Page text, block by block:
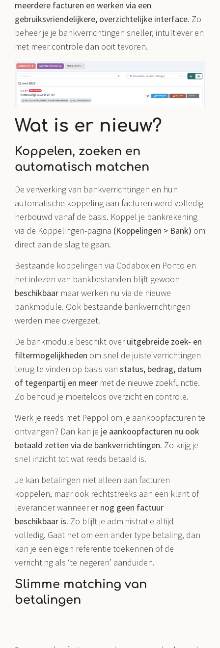
meerdere facturen en werken via een
gebruiksvriendelijkere, overzichtelijke interface. Zo
beheer je je bankverrichtingen sneller, intuïtiever en
met meer controle dan ooit tevoren.
Wat is er nieuw?
Koppelen, zoeken en
automatisch matchen
De verwerking van bankverrichtingen en hun
automatische koppeling aan facturen werd volledig
herbouwd vanaf de basis. Koppel je bankrekening
via de Koppelingen-pagina (Koppelingen > Bank) om
direct aan de slag te gaan.
Bestaande koppelingen via Codabox en Ponto en
het inlezen van bankbestanden blijft gewoon
beschikbaar maar werken nu via de nieuwe
bankmodule. Ook bestaande bankverrichtingen
werden mee overgezet.
De bankmodule beschikt overuitgebreide zoek- en
filtermogelijkheden om snel de juiste verrichtingen
terug te vinden op basis van status, bedrag, datum
of tegenpartij en meer met de nieuwe zoekfunctie.
Zo behoud je moeiteloos overzicht en controle.
Werk je reeds met Peppol om je aankoopfacturen te
ontvangen? Dan kan je je aankoopfacturen nu ook
betaald zetten via de bankverrichtingen. Zo krijg je
snel inzicht tot wat reeds betaald is.
Je kan betalingen niet alleen aan facturen
koppelen, maar ook rechtstreeks aan een klant of
leverancier wanneer ernog geen factuur
beschikbaar is. Zo blijft je administratie altijd
volledig. Gaat het om een ander type betaling, dan
kan je een eigen referentie toekennen of de
verrichting als ‘te negeren’ aanduiden.
Slimme matching van
betalingen